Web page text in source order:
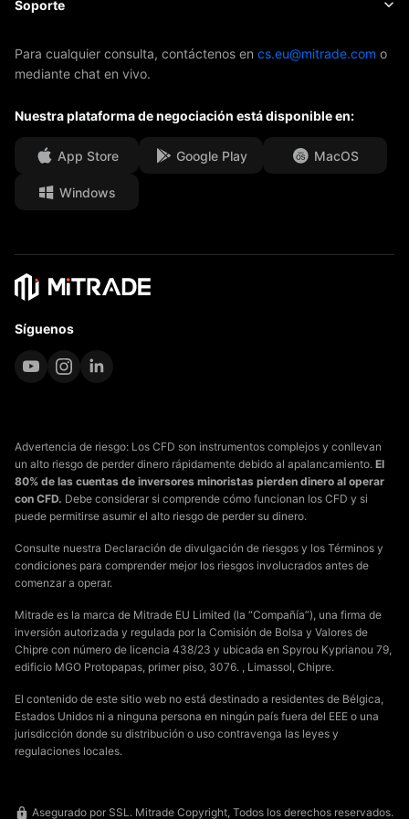
Nuestros premios
Centro de medios
Oportunidades de Carrera
Documentos Legales
Soporte
Centro de ayuda
F.A.Q.
Para cualquier consulta, contáctenos en cs.eu@mitrade.com o
mediante chat en vivo.
Nuestra plataforma de negociación está disponible en:
App Store Google Play MacOS
Windows
Síguenos
Advertencia de riesgo: Los CFD son instrumentos complejos y conllevan
un alto riesgo de perder dinero rápidamente debido al apalancamiento. El
80% de las cuentas de inversores minoristas pierden dinero al operar
con CFD. Debe considerar si comprende cómo funcionan los CFD y si
puede permitirse asumir el alto riesgo de perder su dinero.
Consulte nuestra Declaración de divulgación de riesgos y los Términos y
condiciones para comprender mejor los riesgos involucrados antes de
comenzar a operar.
Mitrade es la marca de Mitrade EU Limited (la “Compañía”), una firma de
inversión autorizada y regulada por la Comisión de Bolsa y Valores de
Chipre con número de licencia 438/23 y ubicada en Spyrou Kyprianou 79,
edificio MGO Protopapas, primer piso, 3076. , Limassol, Chipre.
El contenido de este sitio web no está destinado a residentes de Bélgica,
Estados Unidos ni a ninguna persona en ningún país fuera del EEE o una
jurisdicción donde su distribución o uso contravenga las leyes y
regulaciones locales.
Asegurado por SSL. Mitrade Copyright, Todos los derechos reservados.